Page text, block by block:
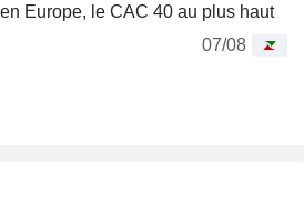
Europe, le CAC 40 au plus haut
07/08